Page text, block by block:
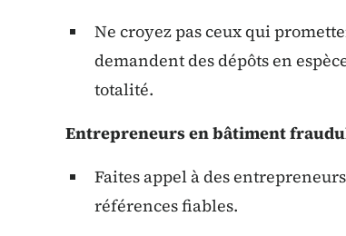
Ne croyez pas ceux qui
demandent des dépôts en
totalité.
Entrepreneurs en bâtiment
Faites appel à des
références fiables.